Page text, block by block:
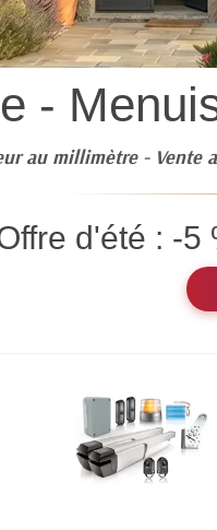
-
au millimètre - Vente
d'été : -5